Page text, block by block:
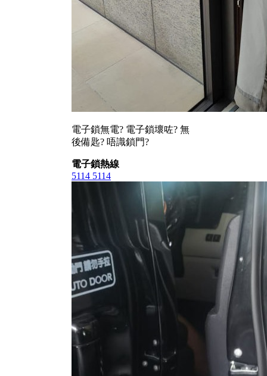
電子鎖無電? 電子鎖壞咗? 無
後備匙? 唔識鎖門?
電子鎖熱線
5114 5114